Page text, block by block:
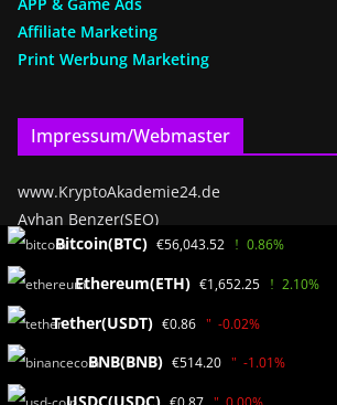
Affiliate Marketing
Print Werbung Marketing
Impressum/Webmaster
www.KryptoAkademie24.de
Ayhan Benzer(SEO)
Bäderweg 2
55838 Bad Münster a.St.
Germany / RLP
Bitcoin(BTC) €56,043.52 0.86%
Ethereum(ETH) €1,652.25 2.10%
Tether(USDT) €0.86 -0.02%
BNB(BNB) €514.20 -1.01%